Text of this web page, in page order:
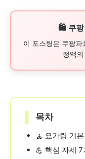
🛍️ 쿠팡
이 포스팅은 쿠팡
정액
목차
🧘 요가링 기
💪 핵심 자세 7